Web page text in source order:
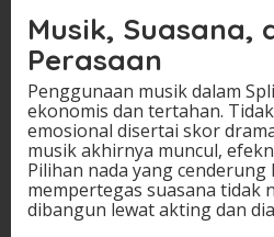
Musik, Suasana,
Perasaan
Penggunaan musik dalam
ekonomis dan tertahan.
emosional disertai skor
musik akhirnya muncul,
Pilihan nada yang
mempertegas suasana tidak
dibangun lewat akting dan